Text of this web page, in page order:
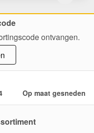
ontvangen.
Op maat gesneden